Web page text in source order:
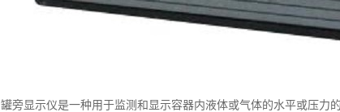
罐旁显示仪是一种用于监测和显示容器内液体或气体的水平或压